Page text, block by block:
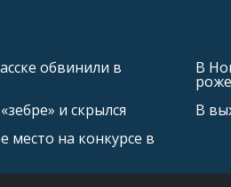
обвинили в
и скрылся
место на конкурсе в
В
В